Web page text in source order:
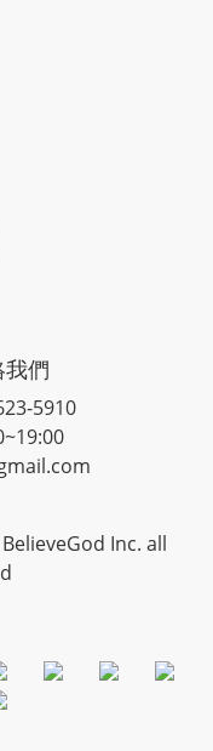
們
5910
Inc. all